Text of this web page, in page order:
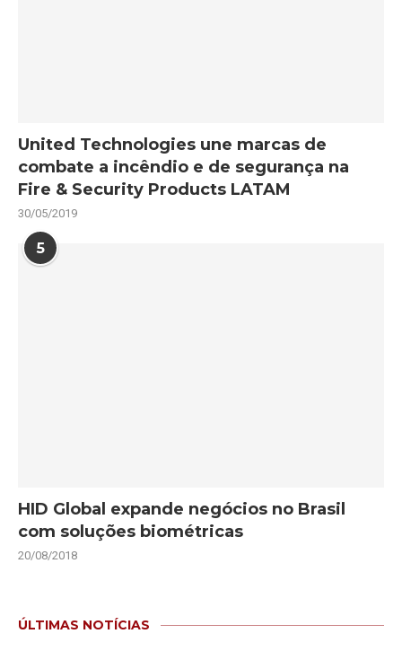
United Technologies une marcas de
combate a incêndio e de segurança na
Fire & Security Products LATAM
30/05/2019
5
HID Global expande negócios no Brasil
com soluções biométricas
20/08/2018
ÚLTIMAS NOTÍCIAS